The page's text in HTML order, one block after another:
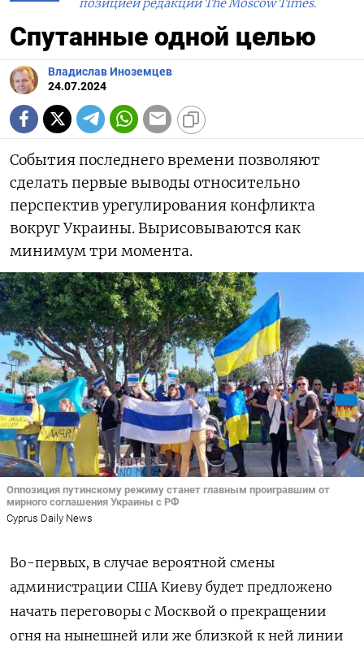
позицией редакции The Moscow Times.
Спутанные одной целью
Владислав Иноземцев
24.07.2024
События последнего времени позволяют
сделать первые выводы относительно
перспектив урегулирования конфликта
вокруг Украины. Вырисовываются как
минимум три момента.
Оппозиция путинскому режиму станет главным проигравшим от
мирного соглашения Украины с РФ
Сyprus Daily News
Во-первых, в случае вероятной смены
администрации США Киеву будет предложено
начать переговоры с Москвой о прекращении
огня на нынешней или же близкой к ней линии